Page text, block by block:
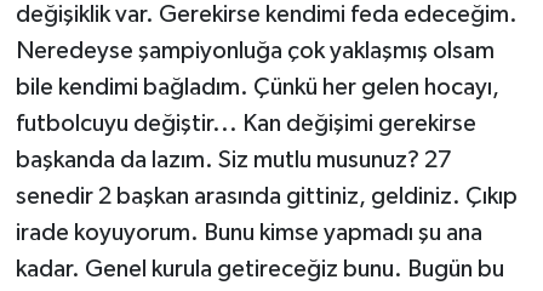
değişiklik var. Gerekirse kendimi feda edeceğim.
Neredeyse şampiyonluğa çok yaklaşmış olsam
bile kendimi bağladım. Çünkü her gelen hocayı,
futbolcuyu değiştir... Kan değişimi gerekirse
başkanda da lazım. Siz mutlu musunuz? 27
senedir 2 başkan arasında gittiniz, geldiniz. Çıkıp
irade koyuyorum. Bunu kimse yapmadı şu ana
kadar. Genel kurula getireceğiz bunu. Bugün bu